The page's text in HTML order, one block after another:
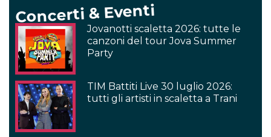
Concerti & Eventi
Jovanotti scaletta 2026: tutte le
canzoni del tour Jova Summer
Party
TIM Battiti Live 30 luglio 2026:
tutti gli artisti in scaletta a Trani